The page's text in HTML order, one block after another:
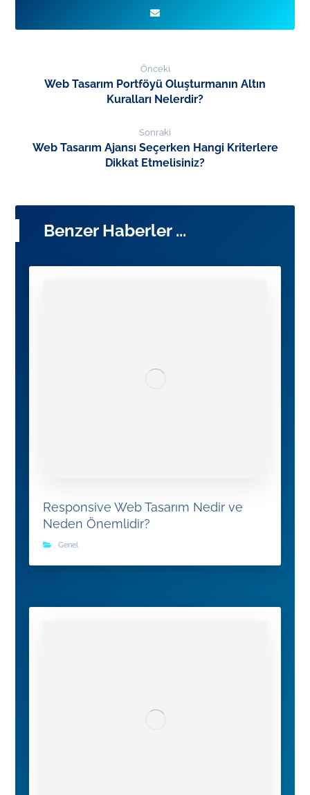
Önceki
Web Tasarım Portföyü Oluşturmanın Altın
Kuralları Nelerdir?
Sonraki
Web Tasarım Ajansı Seçerken Hangi Kriterlere
Dikkat Etmelisiniz?
Benzer Haberler ...
Responsive Web Tasarım Nedir ve
Neden Önemlidir?
Genel